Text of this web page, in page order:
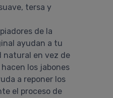
tersa y
de la
ayudan a tu
natural en vez de
los jabones
a reponer los
el proceso de